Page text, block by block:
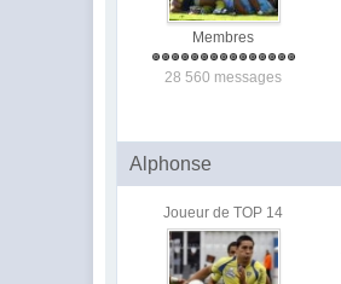
Membres
28 560 messages
Alphonse
Joueur de TOP 14